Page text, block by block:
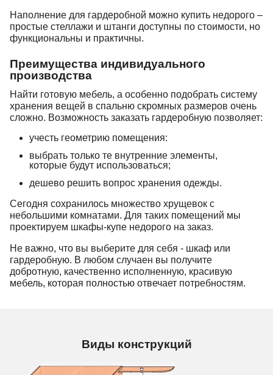
Наполнение для гардеробной можно купить недорого –
простые стеллажи и штанги доступны по стоимости, но
функциональны и практичны.
Преимущества индивидуального
производства
Найти готовую мебель, а особенно подобрать систему
хранения вещей в спальню скромных размеров очень
сложно. Возможность заказать гардеробную позволяет:
учесть геометрию помещения:
выбрать только те внутренние элементы,
которые будут использоваться;
дешево решить вопрос хранения одежды.
Сегодня сохранилось множество хрущевок с
небольшими комнатами. Для таких помещений мы
проектируем шкафы-купе недорого на заказ.
Не важно, что вы выберите для себя - шкаф или
гардеробную. В любом случаен вы получите
добротную, качественно исполненную, красивую
мебель, которая полностью отвечает потребностям.
Виды конструкций